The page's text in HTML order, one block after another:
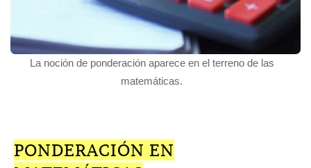
La noción de ponderación aparece en el terreno de las
matemáticas.
PONDERACIÓN EN